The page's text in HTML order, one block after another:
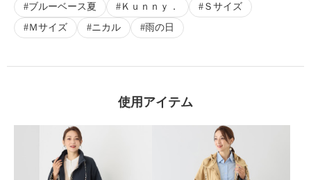
ブルーベース夏
Ｋｕｎｎｙ．
Ｓサイズ
Ｍサイズ
ニカル 雨の日
使用アイテム